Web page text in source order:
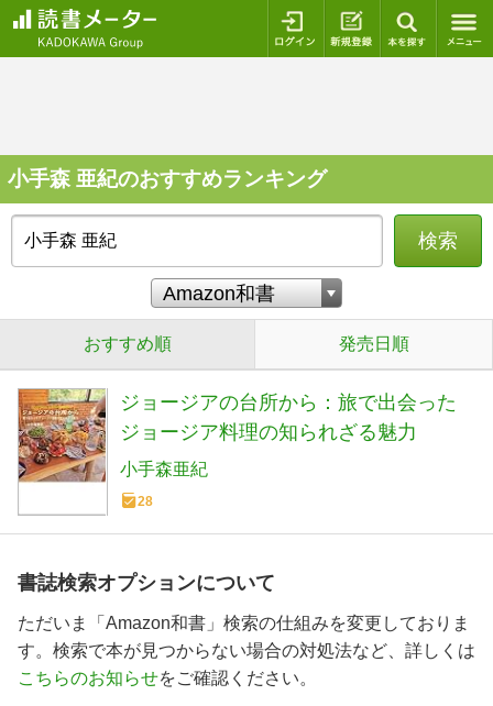
ログイン 新規登録
小手森 亜紀のおすすめランキング
検索
おすすめ順 発売日順
ジョージアの台所から：旅で出会った
ジョージア料理の知られざる魅力
小手森亜紀
28
書誌検索オプションについて
ただいま「Amazon和書」検索の仕組みを変更しておりま
す。検索で本が見つからない場合の対処法など、詳しくは
こちらのお知らせをご確認ください。